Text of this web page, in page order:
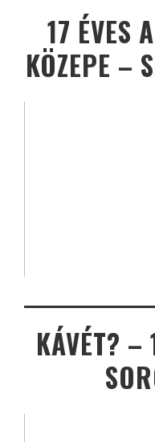
17 ÉVES
KÖZEPE –
KÁVÉT? –